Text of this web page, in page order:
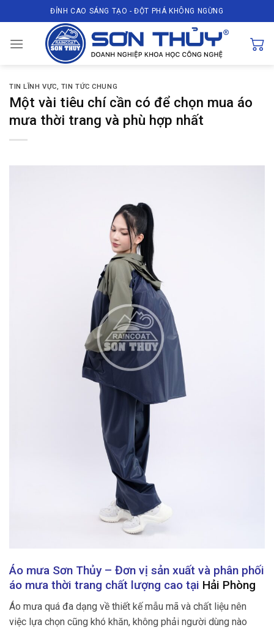
to
content
ĐỈNH CAO SÁNG TẠO - ĐỘT PHÁ KHÔNG NGỪNG
TIN LĨNH VỰC, TIN TỨC CHUNG
Một vài tiêu chí cần có để chọn mua áo
mưa thời trang và phù hợp nhất
Áo mưa Sơn Thủy – Đơn vị sản xuất và phân phối
áo mưa thời trang chất lượng cao tại Hải Phòng
Áo mưa quá đa dạng về thiết kế mẫu mã và chất liệu nên
việc lựa chọn cũng khó khăn, không phải người dùng nào